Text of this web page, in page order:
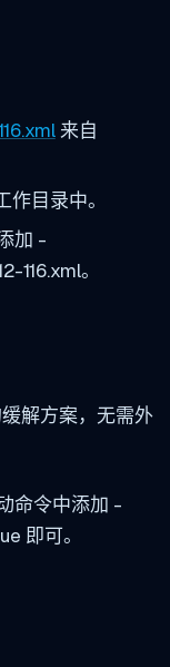
来自
目录中。
加 -
116.xml。
解方案，无需外
命令中添加 -
即可。